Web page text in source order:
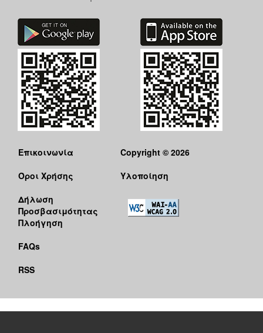
Επικοινωνία
Όροι Χρήσης
Δήλωση
Προσβασιμότητας
Πλοήγηση
FAQs
RSS
Copyright © 2026
Υλοποίηση